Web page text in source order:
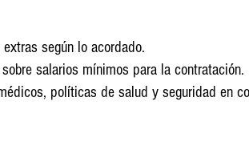
según lo acordado.
salarios mínimos para la contratación.
políticas de salud y seguridad en